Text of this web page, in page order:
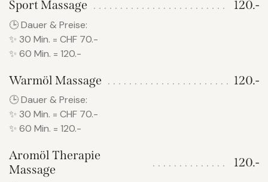
Sport Massage 120.-
🕒 Dauer & Preise:
✨ 30 Min. = CHF 70.-
✨ 60 Min. = 120.-
Warmöl Massage 120.-
🕒 Dauer & Preise:
✨ 30 Min. = CHF 70.-
✨ 60 Min. = 120.-
Aromöl Therapie
Massage
120.-